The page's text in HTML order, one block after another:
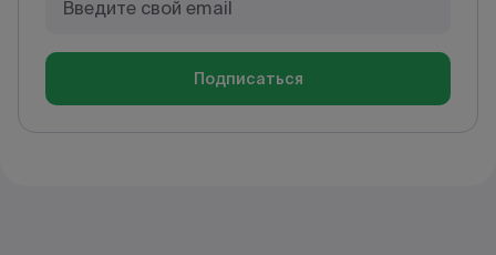
Подписаться